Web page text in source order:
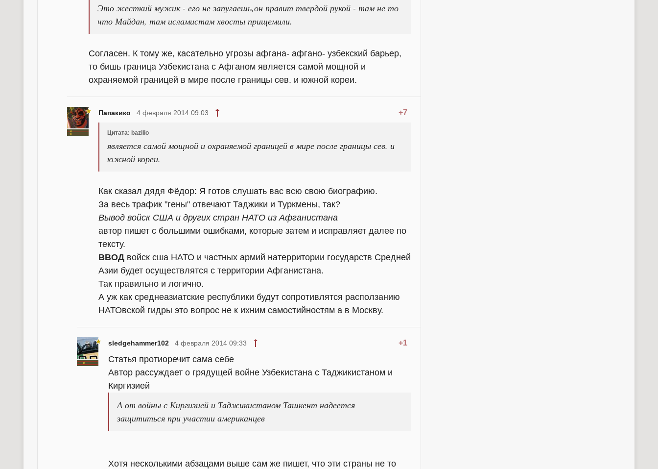
Это жесткий мужик - его не запугаешь,он правит твердой рукой - там не то
что Майдан, там исламистам хвосты прищемили.
Согласен. К тому же, касательно угрозы афгана- афгано- узбекский барьер,
то бишь граница Узбекистана с Афганом является самой мощной и
охраняемой границей в мире после границы сев. и южной кореи.
Папакико +7
4 февраля 2014 09:03
Цитата: bazilio
является самой мощной и охраняемой границей в мире после границы сев. и
южной кореи.
Как сказал дядя Фёдор: Я готов слушать вас всю свою биографию.
За весь трафик "гены" отвечают Таджики и Туркмены, так?
Вывод войск США и других стран НАТО из Афганистана
автор пишет с большими ошибками, которые затем и исправляет далее по
тексту.
ВВОД войск сша НАТО и частных армий натерритории государств Средней
Азии будет осуществлятся с территории Афганистана.
Так правильно и логично.
А уж как среднеазиатские республики будут сопротивлятся расползанию
НАТОвской гидры это вопрос не к ихним самостийностям а в Москву.
sledgehammer102 +1
4 февраля 2014 09:33
Статья протиоречит сама себе
Автор рассуждает о грядущей войне Узбекистана с Таджикистаном и
Киргизией
А от войны с Киргизией и Таджикистаном Ташкент надеется
защититься при участии американцев
Хотя несколькими абзацами выше сам же пишет, что эти страны не то